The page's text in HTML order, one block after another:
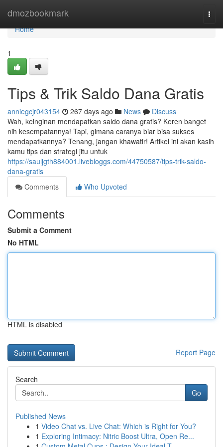
dmozbookmark
Home
Home
1
Tips & Trik Saldo Dana Gratis
anniegcjr043154 267 days ago News
Discuss
Wah, keinginan mendapatkan saldo dana gratis? Keren banget
nih kesempatannya! Tapi, gimana caranya biar bisa sukses
mendapatkannya? Tenang, jangan khawatir! Artikel ini akan kasih
kamu tips dan strategi jitu untuk
https://sauljgth884001.livebloggs.com/44750587/tips-trik-saldo-
dana-gratis
Comments
Who Upvoted
Comments
Submit a Comment
No HTML
HTML is disabled
Report Page
Search
Go
Published News
1 Video Chat vs. Live Chat: Which is Right for You?
1 Exploring Intimacy: Nitric Boost Ultra, Open Re...